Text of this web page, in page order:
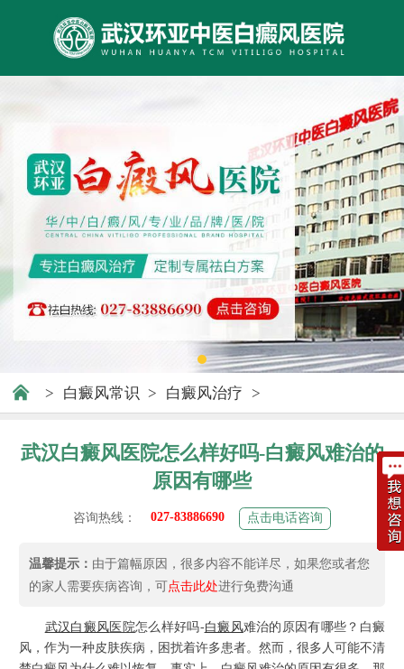
> 白癜风常识 > 白癜风治疗 >
武汉白癜风医院怎么样好吗-白癜风难治的
原因有哪些
咨询热线： 027-83886690 点击电话咨询
温馨提示： 由于篇幅原因，很多内容不能详尽，如果您或者您
的家人需要疾病咨询，可点击此处进行免费沟通
武汉 白癜风 医院怎么样好吗-白癜风难治的原因有哪些？白癜
风，作为一种皮肤疾病，困扰着许多患者。然而，很多人可能不清